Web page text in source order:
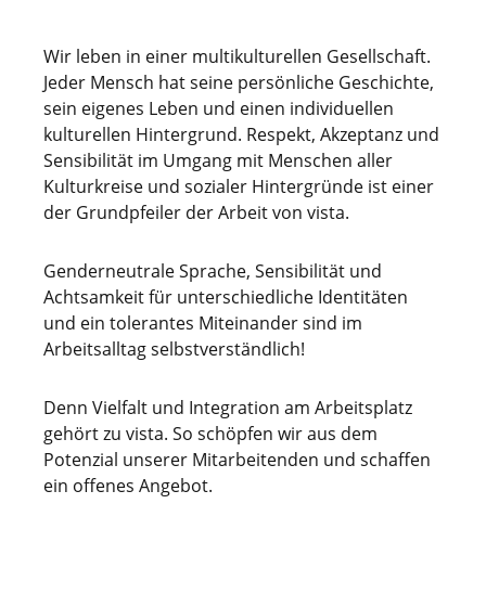
Wir leben in einer multikulturellen Gesellschaft.
Jeder Mensch hat seine persönliche Geschichte,
sein eigenes Leben und einen individuellen
kulturellen Hintergrund. Respekt, Akzeptanz und
Sensibilität im Umgang mit Menschen aller
Kulturkreise und sozialer Hintergründe ist einer
der Grundpfeiler der Arbeit von vista.
Genderneutrale Sprache, Sensibilität und
Achtsamkeit für unterschiedliche Identitäten
und ein tolerantes Miteinander sind im
Arbeitsalltag selbstverständlich!
Denn Vielfalt und Integration am Arbeitsplatz
gehört zu vista. So schöpfen wir aus dem
Potenzial unserer Mitarbeitenden und schaffen
ein offenes Angebot.